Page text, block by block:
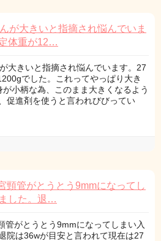
が大きいと指摘され悩んでいま
体重が12…
大きいと指摘され悩んでいます。27
でした。これってやっぱり大き
小柄な為、このまま大きくなるよう
促進剤を使うと言われびびってい
頸管がとうとう9mmになってし
した。退…
管がとうとう9mmになってしまい入
院は36wが目安と言われて現在は27